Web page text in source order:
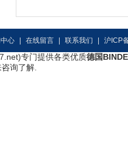
心 在线留言 联系我们 沪ICP
专门提供各类优质德国
询了解.